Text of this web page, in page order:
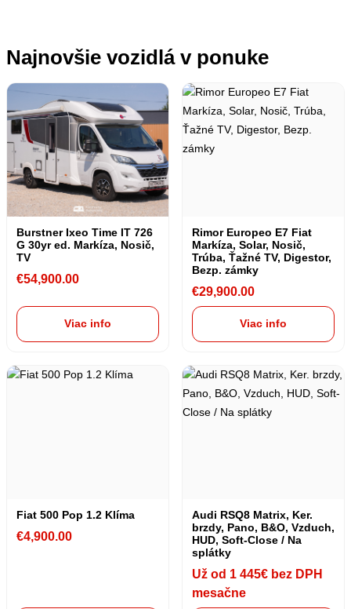
Najnovšie vozidlá v ponuke
Burstner Ixeo Time IT 726
G 30yr ed. Markíza, Nosič,
TV
€54,900.00
Viac info
Rimor Europeo E7 Fiat
Markíza, Solar, Nosič,
Trúba, Ťažné TV, Digestor,
Bezp. zámky
€29,900.00
Viac info
Fiat 500 Pop 1.2 Klíma
€4,900.00
Audi RSQ8 Matrix, Ker.
brzdy, Pano, B&O, Vzduch,
HUD, Soft-Close / Na
splátky
Už od 1 445€ bez DPH
mesačne